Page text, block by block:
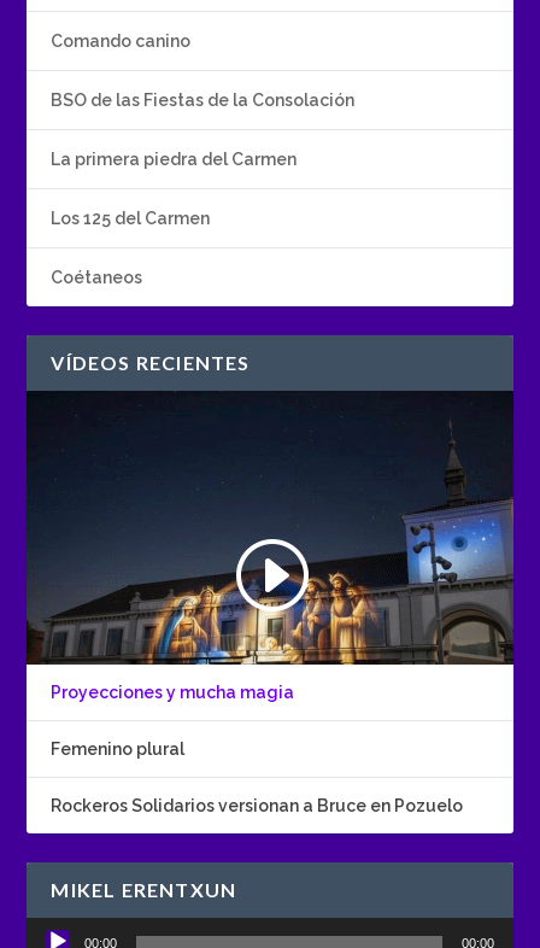
Comando canino
BSO de las Fiestas de la Consolación
La primera piedra del Carmen
Los 125 del Carmen
Coétaneos
VÍDEOS RECIENTES
Proyecciones y mucha magia
Femenino plural
Rockeros Solidarios versionan a Bruce en Pozuelo
MIKEL ERENTXUN
Reproductor
00:00 00:00